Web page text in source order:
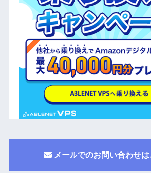
メールでのお問い合わせは